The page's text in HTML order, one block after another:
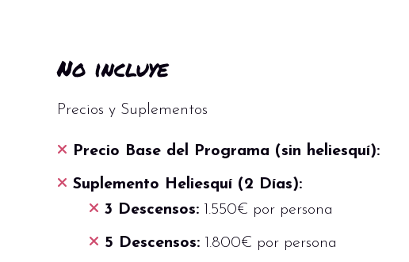
No incluye
Precios y Suplementos
Precio Base del Programa (sin heliesquí):
Suplemento Heliesquí (2 Días):
3 Descensos: 1.550€ por persona
5 Descensos: 1.800€ por persona